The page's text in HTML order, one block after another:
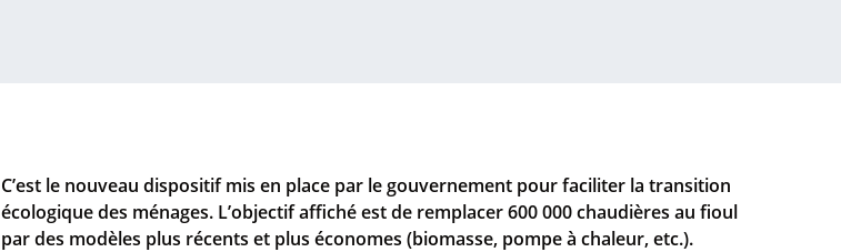
C’est le nouveau dispositif mis en place par le gouvernement pour faciliter la transition
écologique des ménages. L’objectif affiché est de remplacer 600 000 chaudières au fioul
par des modèles plus récents et plus économes (biomasse, pompe à chaleur, etc.).